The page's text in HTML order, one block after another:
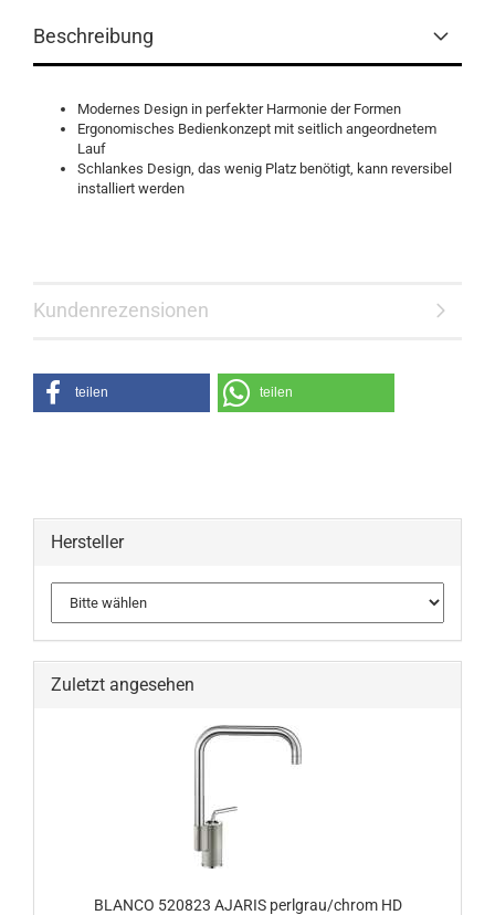
Beschreibung
Modernes Design in perfekter Harmonie der Formen
Ergonomisches Bedienkonzept mit seitlich angeordnetem
Lauf
Schlankes Design, das wenig Platz benötigt, kann reversibel
installiert werden
Kundenrezensionen
teilen teilen
Hersteller
Zuletzt angesehen
BLANCO 520823 AJARIS perlgrau/chrom HD